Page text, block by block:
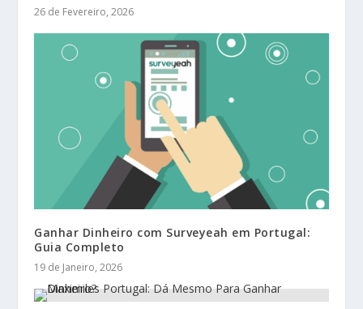
26 de Fevereiro, 2026
Ganhar Dinheiro com Surveyeah em Portugal:
Guia Completo
19 de Janeiro, 2026